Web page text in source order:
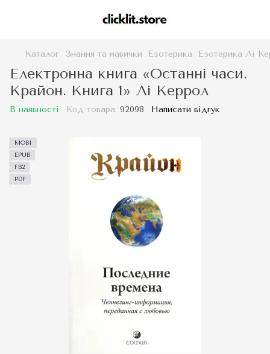
Каталог Знання та навички Езотерика Езотерика Лі
Електронна книга «Останні часи.
Крайон. Книга 1» Лі Керрол
В наявності Код товара: 92098 Написати відгук
MOBI
EPUB
FB2
PDF